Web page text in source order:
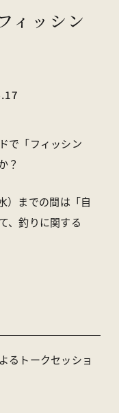
合わせ
村楢原310-1
センター
59-2520
ィッシン
で「フィッシン
？
）までの間は「自
、釣りに関する
るトークセッショ